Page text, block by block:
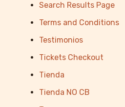
Search Results Page
Terms and Conditions
Testimonios
Tickets Checkout
Tienda
Tienda NO CB